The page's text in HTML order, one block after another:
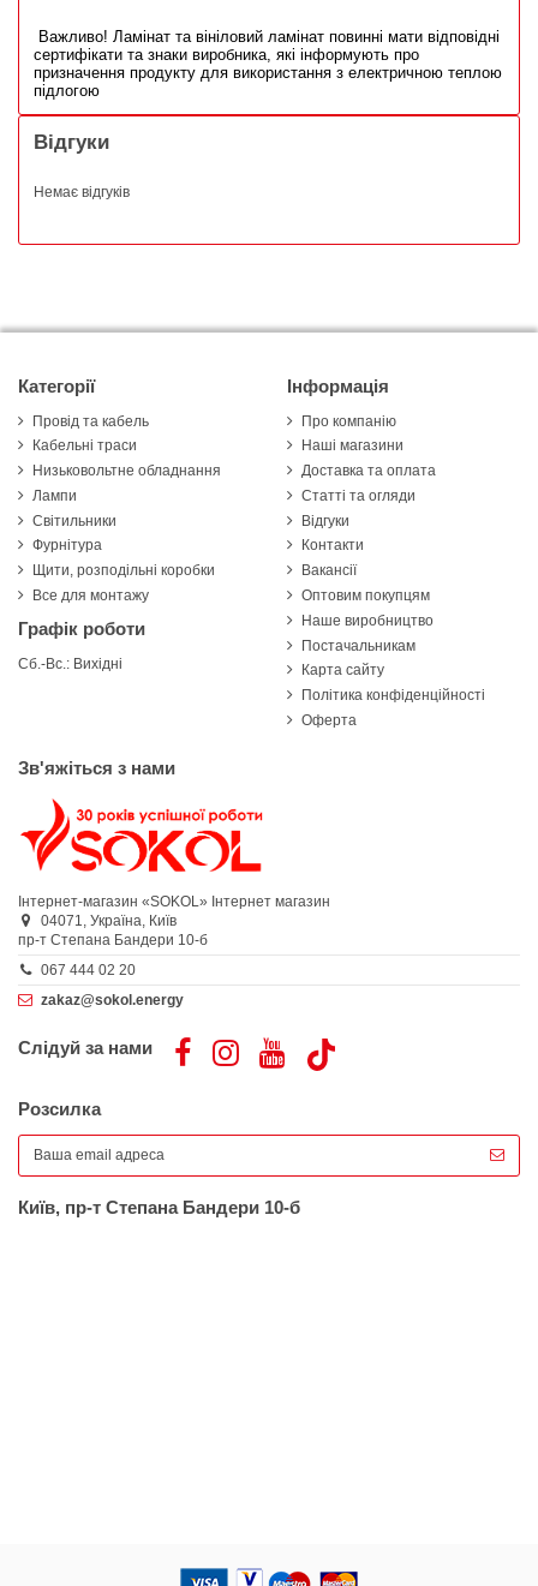
Важливо! Ламінат та вініловий ламінат повинні мати відповідні
сертифікати та знаки виробника, які інформують про
призначення продукту для використання з електричною теплою
підлогою
Відгуки
Немає відгуків
Категорії
Провід та кабель
Кабельні траси
Низьковольтне обладнання
Лампи
Світильники
Фурнітура
Щити, розподільні коробки
Все для монтажу
Графік роботи
Сб.-Вс.: Вихідні
Інформація
Про компанію
Наші магазини
Доставка та оплата
Статті та огляди
Відгуки
Контакти
Вакансії
Оптовим покупцям
Наше виробництво
Постачальникам
Карта сайту
Політика конфіденційності
Оферта
Зв'яжіться з нами
Інтернет-магазин «SOKOL» Інтернет магазин
04071, Україна, Київ
пр-т Степана Бандери 10-б
067 444 02 20
zakaz@sokol.energy
Слідуй за нами
Розсилка
Київ, пр-т Степана Бандери 10-б